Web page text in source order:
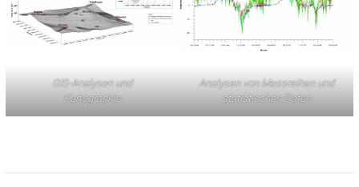
GIS-Analysen und
Kartographie
Analysen von Messreihen und
statistischen Daten